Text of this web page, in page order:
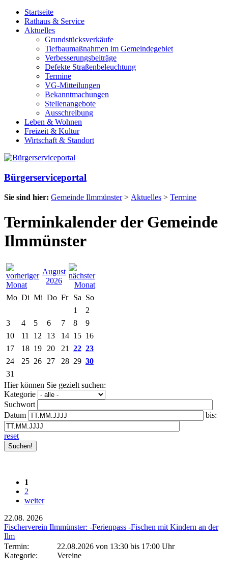
Startseite
Rathaus & Service
Aktuelles
Grundstücksverkäufe
Tiefbaumaßnahmen im Gemeindegebiet
Verbesserungsbeiträge
Defekte Straßenbeleuchtung
Termine
VG-Mitteilungen
Bekanntmachungen
Stellenangebote
Ausschreibung
Leben & Wohnen
Freizeit & Kultur
Wirtschaft & Standort
Bürgerserviceportal
Sie sind hier: Gemeinde Ilmmünster> Aktuelles > Termine
Terminkalender der Gemeinde
Ilmmünster
August
2026
Mo Di Mi Do Fr Sa So
1
2
3
4 5 6 7 8
9
10
11 12 13 14 15 16
17
18 19 20 21 22 23
24
25 26 27 28 29 30
31
Hier können Sie gezielt suchen:
Kategorie
Suchwort
Datum
bis:
reset
1
2
weiter
22.08. 2026
Fischerverein Ilmmünster: -Ferienpass -Fischen mit Kindern an der
Ilm
Termin:
22.08.2026 von 13:30 bis 17:00 Uhr
Kategorie:
Vereine